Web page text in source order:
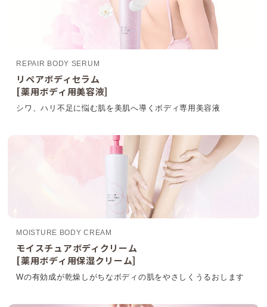
REPAIR BODY SERUM
リペアボディセラム
[薬用ボディ用美容液]
シワ、ハリ不足に悩む肌を美肌へ導くボディ専用美容液
MOISTURE BODY CREAM
モイスチュアボディクリーム
[薬用ボディ用保湿クリーム]
Wの有効成が乾燥しがちなボディの肌をやさしくうるおします